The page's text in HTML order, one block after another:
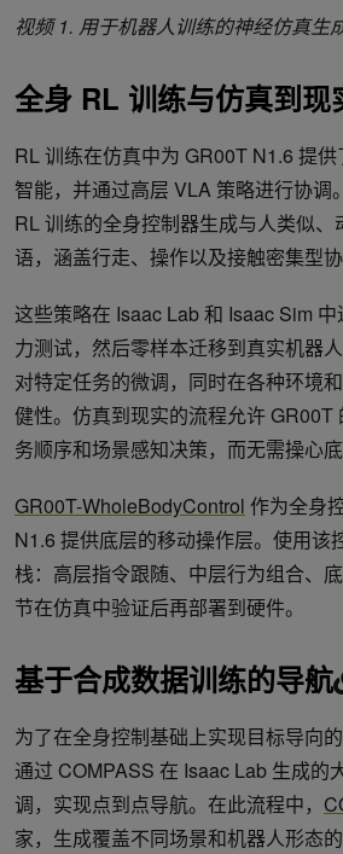
视频1. 用于机器人训练的神经仿真生
全身 RL 训练与仿真到现
RL 训练在仿真中为 GR00T N1.6 提
智能，并通过高层 VLA 策略进行协调
RL 训练的全身控制器生成与人类似、
语，涵盖行走、操作以及接触密集型协
这些策略在 Isaac Lab 和 Isaac Sim
力测试，然后零样本迁移到真实机器
对特定任务的微调，同时在各种环境
健性。仿真到现实的流程允许 GR00T
务顺序和场景感知决策，而无需操心
GR00T-WholeBodyControl 作为全身
N1.6 提供底层的移动操作层。使用该
栈：高层指令跟随、中层行为组合、
节在仿真中验证后再部署到硬件。
基于合成数据训练的导航
为了在全身控制基础上实现目标导向
通过 COMPASS 在 Isaac Lab 生成的
调，实现点到点导航。在此流程中，
家，生成覆盖不同场景和机器人形态